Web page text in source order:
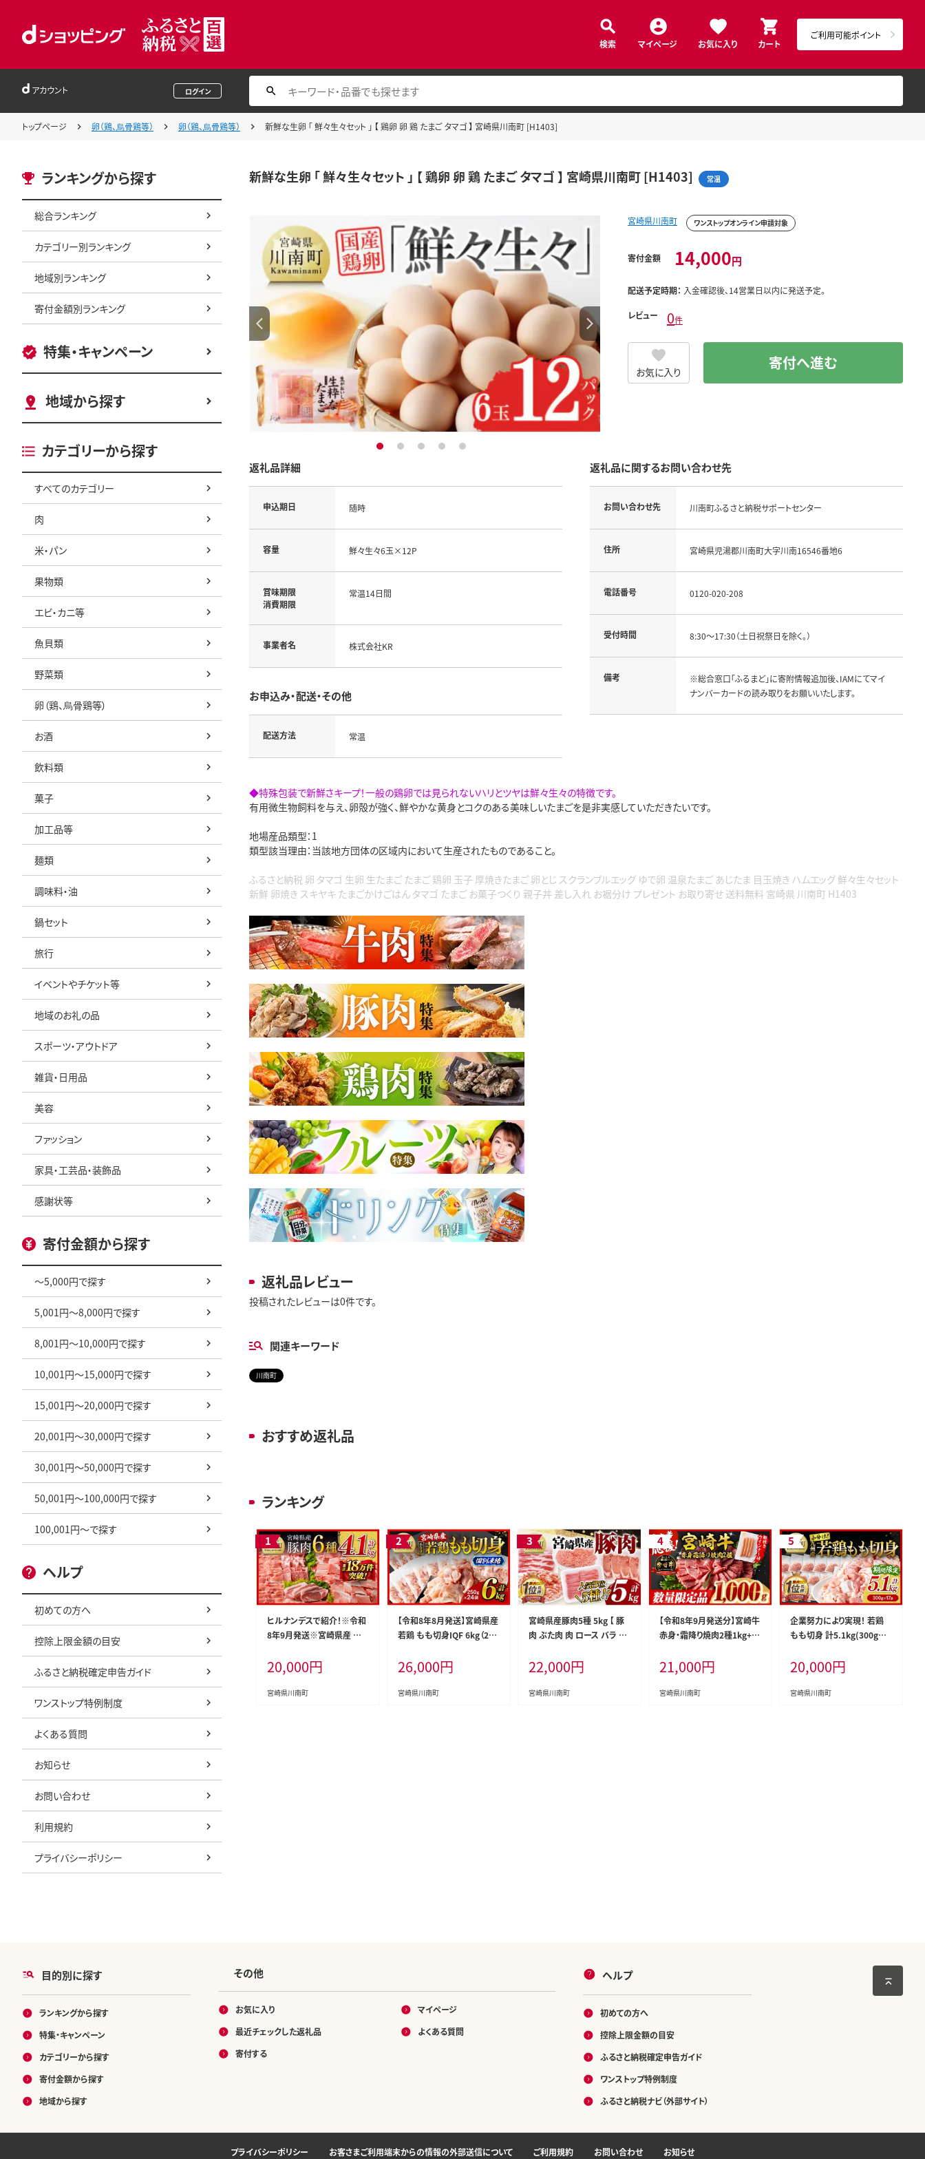
検索 マイページ お気に入り カート
ご利用可能ポイント
アカウント ログイン
トップページ 卵（鶏、烏骨鶏等） 卵（鶏、烏骨鶏等） 新鮮な生卵 「 鮮々生々セット 」 【 鶏卵 卵 鶏 たまご タマゴ 】 宮崎県川南町 [H1403]
ランキングから探す
総合ランキング
カテゴリー別ランキング
地域別ランキング
寄付金額別ランキング
特集・キャンペーン
地域から探す
カテゴリーから探す
すべてのカテゴリー
肉
米・パン
果物類
エビ・カニ等
魚貝類
野菜類
卵（鶏、烏骨鶏等）
お酒
飲料類
菓子
加工品等
麺類
調味料・油
鍋セット
旅行
イベントやチケット等
地域のお礼の品
スポーツ・アウトドア
雑貨・日用品
美容
ファッション
家具・工芸品・装飾品
感謝状等
寄付金額から探す
～5,000円で探す
5,001円～8,000円で探す
8,001円～10,000円で探す
10,001円～15,000円で探す
15,001円～20,000円で探す
20,001円～30,000円で探す
30,001円～50,000円で探す
50,001円～100,000円で探す
100,001円～で探す
ヘルプ
初めての方へ
控除上限金額の目安
ふるさと納税確定申告ガイド
ワンストップ特例制度
よくある質問
お知らせ
お問い合わせ
利用規約
プライバシーポリシー
新鮮な生卵 「 鮮々生々セット 」 【 鶏卵 卵 鶏 たまご タマゴ 】 宮崎県川南町 [H1403] 常温
1 2 3 4 5
宮崎県川南町 ワンストップオンライン申請対象
寄付金額 14,000円
配送予定時期： 入金確認後、14営業日以内に発送予定。
レビュー 0件
お気に入り 寄付へ進む
返礼品詳細
申込期日 随時
容量 鮮々生々6玉×12P
賞味期限
消費期限
常温14日間
事業者名 株式会社KR
お申込み・配送・その他
配送方法 常温
返礼品に関するお問い合わせ先
お問い合わせ先 川南町ふるさと納税サポートセンター
住所 宮崎県児湯郡川南町大字川南16546番地6
電話番号 0120-020-208
受付時間 8:30～17:30（土日祝祭日を除く。）
備考
※総合窓口「ふるまど」に寄附情報追加後、IAMにてマイ
ナンバーカードの読み取りをお願いいたします。
◆特殊包装で新鮮さキープ！一般の鶏卵では見られないハリとツヤは鮮々生々の特徴です。
有用微生物飼料を与え、卵殻が強く、鮮やかな黄身とコクのある美味しいたまごを是非実感していただきたいです。
地場産品類型：1
類型該当理由：当該地方団体の区域内において生産されたものであること。
ふるさと納税 卵 タマゴ 生卵 生たまご たまご 鶏卵 玉子 厚焼きたまご 卵とじ スクランブルエッグ ゆで卵 温泉たまご あじたま 目玉焼き ハムエッグ 鮮々生々セット
新鮮 卵焼き スキヤキ たまごかけごはん タマゴ たまご お菓子つくり 親子丼 差し入れ お裾分け プレゼント お取り寄せ 送料無料 宮崎県 川南町 H1403
返礼品レビュー
投稿されたレビューは0件です。
関連キーワード
川南町
おすすめ返礼品
ランキング
ヒルナンデスで紹介！※令和
8年9月発送※宮崎県産 豚
産 肉 豚肉 ぶた ロース 豚バ
ラ とんかつ 焼肉 ミヤチク 】
［D00634r809］
20,000円
宮崎県川南町
【令和8年8月発送】宮崎県産
若鶏 もも切身IQF 6kg（250
凍 瞬間凍結 国産 九州産 鶏
肉 若鶏 肉 とり もも モモ肉
大容量 宮崎県 川南町 送料
26,000円
宮崎県川南町
宮崎県産豚肉5種 5kg 【 豚
肉 ぶた肉 肉 ロース バラ 切
[C11629]
22,000円
宮崎県川南町
【令和8年9月発送分】宮崎牛
赤身・霜降り焼肉2種1kg+粗
ニク ウデ モモ ウインナー 肩
ロース 牛肉 牛 肉 】［B0061
3r809］
21,000円
宮崎県川南町
企業努力により実現！ 若鶏
もも切身 計5.1kg(300g×1
とり もも肉 モモ 5.1kg から
あげ チキン南蛮 送料無料 】
［C00711］
20,000円
宮崎県川南町
目的別に探す
ランキングから探す
特集・キャンペーン
カテゴリーから探す
寄付金額から探す
地域から探す
その他
お気に入り
最近チェックした返礼品
寄付する
マイページ
よくある質問
ヘルプ
初めての方へ
控除上限金額の目安
ふるさと納税確定申告ガイド
ワンストップ特例制度
ふるさと納税ナビ（外部サイト）
プライバシーポリシー お客さまご利用端末からの情報の外部送信について ご利用規約 お問い合わせ お知らせ